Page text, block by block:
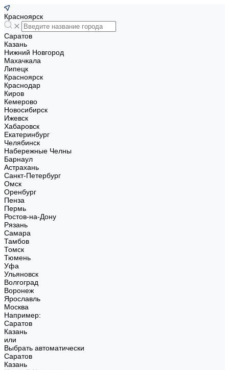
Красноярск
Саратов
Казань
Нижний Новгород
Махачкала
Липецк
Красноярск
Краснодар
Киров
Кемерово
Новосибирск
Ижевск
Хабаровск
Екатеринбург
Челябинск
Набережные Челны
Барнаул
Астрахань
Санкт-Петербург
Омск
Оренбург
Пенза
Пермь
Ростов-на-Дону
Рязань
Самара
Тамбов
Томск
Тюмень
Уфа
Ульяновск
Волгоград
Воронеж
Ярославль
Москва
Например:
Саратов
Казань
или
Выбрать автоматически
Саратов
Казань